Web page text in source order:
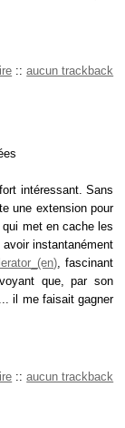
:: aucun trackback
fort intéressant. Sans
une extension pour
, qui met en cache les
instantanément
, fascinant
que, par son
il me faisait gagner
:: aucun trackback